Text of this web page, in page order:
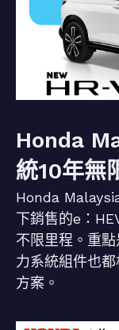
Honda
統10年無
Honda
下銷售的e：
不限里程。重
力系統組件也
方案。